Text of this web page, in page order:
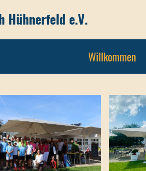
Hühnerfeld e.V.
Willkommen